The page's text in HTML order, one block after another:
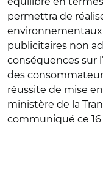
permettra de
publicitaires non
conséquences sur
des
réussite de mise
ministère de la
communiqué ce